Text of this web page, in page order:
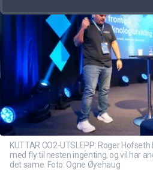
KUTTAR CO2-UTSLEPP: Roger
med fly til nesten ingenting, og vil har
det same. Foto: Ogne Øyehaug